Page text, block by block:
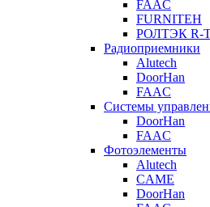
FAAC
FURNITEH
РОЛТЭК R-
Радиоприемники
Alutech
DoorHan
FAAC
Системы
DoorHan
FAAC
Фотоэлементы
Alutech
CAME
DoorHan